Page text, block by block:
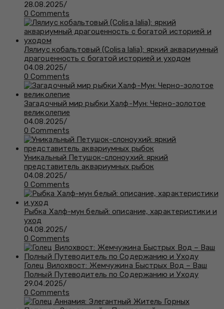
28.08.2025/
0 Comments
Лялиус кобальтовый (Colisa lalia): яркий аквариумный
драгоценность с богатой историей и уходом
04.08.2025/
0 Comments
Загадочный мир рыбки Халф-Мун: Черно-золотое
великолепие
04.08.2025/
0 Comments
Уникальный Петушок-слоноухий: яркий
представитель аквариумных рыбок
04.08.2025/
0 Comments
Рыбка Халф-мун белый: описание, характеристики и
уход
04.08.2025/
0 Comments
Голец Вилохвост: Жемчужина Быстрых Вод – Ваш
Полный Путеводитель по Содержанию и Уходу
29.04.2025/
0 Comments